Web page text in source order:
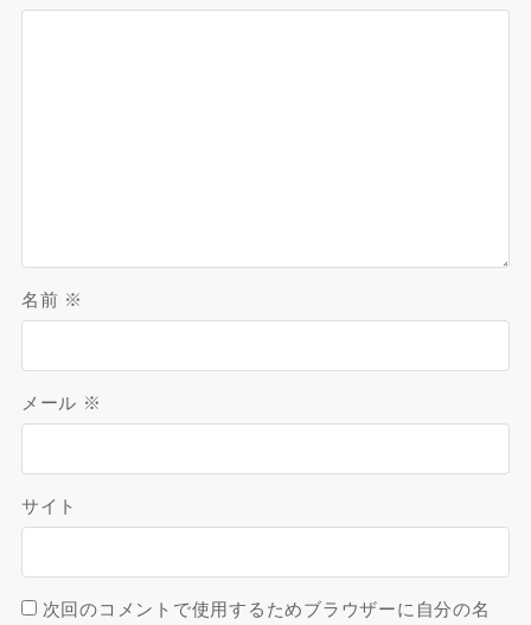
名前 ※
メール ※
サイト
次回のコメントで使用するためブラウザーに自分の名